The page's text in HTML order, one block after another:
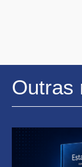
Outras